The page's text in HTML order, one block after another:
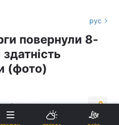
рус
повернули 8-
здатність
(фото)
2954